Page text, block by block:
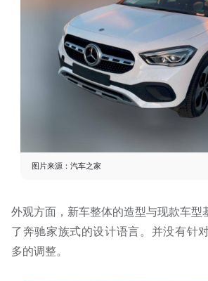
图片来源：汽车之家
外观方面，新车整体的造型与现款车型
了奔驰家族式的设计语言。并没有针
多的调整。